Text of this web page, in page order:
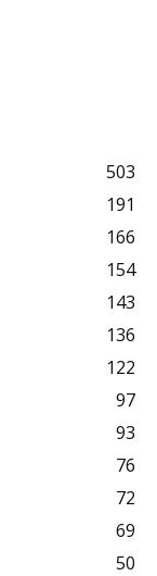
503
191
166
154
143
136
122
97
93
76
72
69
50